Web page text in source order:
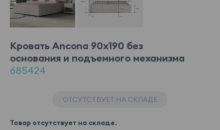
Кровать Ancona 90x190 без
основания и подъемного механизма
685424
ОТСУТСТВУЕТ НА СКЛАДЕ
Товар отсутствует на складе.